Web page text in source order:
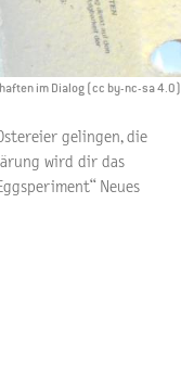
im Dialog (cc by-nc-sa 4.0)
gelingen, die
wird dir das
Neues